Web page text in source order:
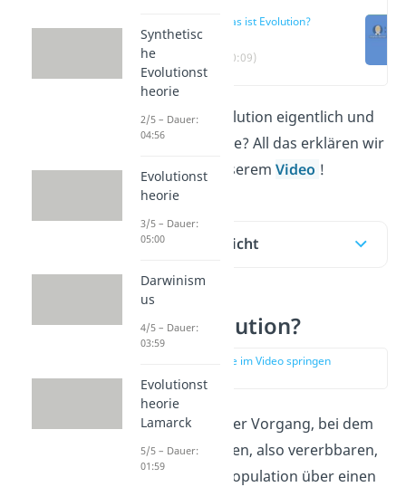
Was ist Evolution?
(00:09)
Was bedeutet Evolution eigentlich und
wie funktioniert sie? All das erklären wir
dir hier und in unseremVideo !
Inhaltsübersicht
Was ist Evolution?
zur Stelle im Video springen
Die Evolution ist der Vorgang, bei dem
sich die genetischen, also vererbbaren,
Merkmale
einer Population über einen
Synthetisc
he
Evolutionst
heorie
2/5 – Dauer:
04:56
Evolutionst
heorie
3/5 – Dauer:
05:00
Darwinism
us
4/5 – Dauer:
03:59
Evolutionst
heorie
Lamarck
5/5 – Dauer:
01:59